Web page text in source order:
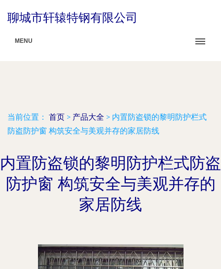
聊城市轩辕特钢有限公司
MENU
当前位置： 首页 > 产品大全 > 内置防盗锁的黎明防护栏式
防盗防护窗 构筑安全与美观并存的家居防线
内置防盗锁的黎明防护栏式防盗
防护窗 构筑安全与美观并存的
家居防线